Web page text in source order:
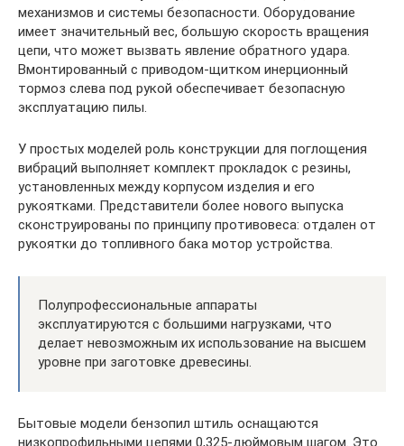
механизмов и системы безопасности. Оборудование
имеет значительный вес, большую скорость вращения
цепи, что может вызвать явление обратного удара.
Вмонтированный с приводом-щитком инерционный
тормоз слева под рукой обеспечивает безопасную
эксплуатацию пилы.
У простых моделей роль конструкции для поглощения
вибраций выполняет комплект прокладок с резины,
установленных между корпусом изделия и его
рукоятками. Представители более нового выпуска
сконструированы по принципу противовеса: отдален от
рукоятки до топливного бака мотор устройства.
Полупрофессиональные аппараты
эксплуатируются с большими нагрузками, что
делает невозможным их использование на высшем
уровне при заготовке древесины.
Бытовые модели бензопил штиль оснащаются
низкопрофильными цепями 0,325-дюймовым шагом. Это